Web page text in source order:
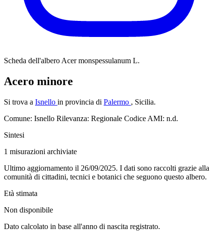
Scheda dell'albero Acer monspessulanum L.
Acero minore
Si trova a Isnello in provincia di Palermo , Sicilia.
Comune: Isnello Rilevanza: Regionale Codice AMI: n.d.
Sintesi
1 misurazioni archiviate
Ultimo aggiornamento il 26/09/2025. I dati sono raccolti grazie alla
comunità di cittadini, tecnici e botanici che seguono questo albero.
Età stimata
Non disponibile
Dato calcolato in base all'anno di nascita registrato.